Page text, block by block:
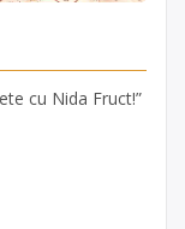
cu Nida Fruct!”